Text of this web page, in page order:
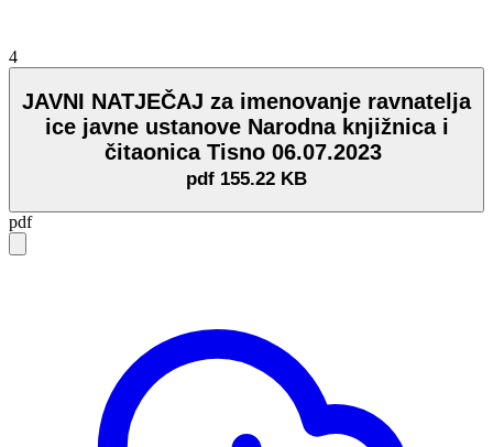
4
JAVNI NATJEČAJ za imenovanje ravnatelja
ice javne ustanove Narodna knjižnica i
čitaonica Tisno 06.07.2023
pdf 155.22 KB
pdf